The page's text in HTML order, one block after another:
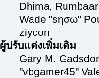
Dhima,
Wade "sησω"
ziycon
ผู้ปรับแต่งเพิ่มเติม
Gary M.
"vbgamer45"